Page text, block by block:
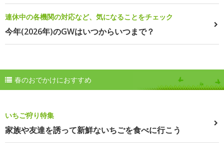
連休中の各機関の対応など、気になることをチェック
今年(2026年)のGWはいつからいつまで？
春のおでかけにおすすめ
いちご狩り特集
家族や友達を誘って新鮮ないちごを食べに行こう